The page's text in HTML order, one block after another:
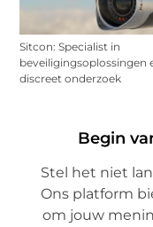
Sitcon: Specialist in
beveiligingsoplossingen
discreet onderzoek
Begin
Stel het niet
Ons platform
om jouw